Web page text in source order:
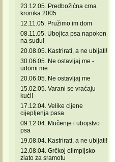
23.12.05. Predbožićna crna
kronika 2005.
12.11.05. Pružimo im dom
08.11.05. Ubojica psa napokon
na sudu!
20.08.05. Kastrirati, a ne ubijati!
30.06.05. Ne ostavljaj me -
udomi me
20.06.05. Ne ostavljaj me
15.02.05. Varani se vraćaju
kući!
17.12.04. Velike cijene
cijepljenja pasa
09.12.04. Mučenje i ubojstvo
psa
19.08.04. Kastrirati, a ne ubijati!
12.08.04. Grčkoj olimpijsko
zlato za sramotu